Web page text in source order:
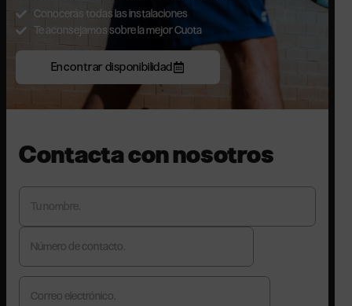
Conocerás todas las instalaciones
Te aconsejamos sobre la mejor Cuota
Encontrar disponibilidad
Contacta con nosotros